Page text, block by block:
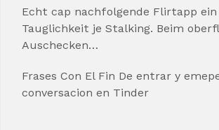
Echt cap nachfolgende Flirtapp ein
Tauglichkeit je Stalking. Beim
Auschecken…
Frases Con El Fin De entrar y
conversacion en Tinder